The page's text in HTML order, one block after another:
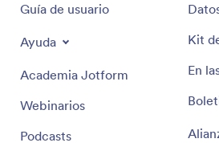
Guía de usuario
Ayuda
Academia Jotform
Webinarios
Podcasts
Kit
En